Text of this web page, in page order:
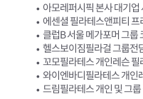
아모레퍼시픽 본사 대기
에센셜 필라테스앤피티
클럽B 서울 메가포머 그룹
헬스보이짐필라걸 그룹전
꼬모필라테스 개인레슨 필
와이엔바디필라테스 개인
드림필라테스 개인 및 그